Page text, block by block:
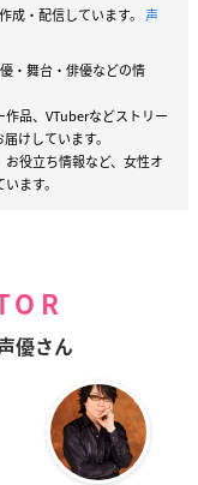
成・配信しています。 声
・舞台・俳優などの情
品、VTuberなどストリー
けしています。
役立ち情報など、女性オ
ます。
優さん